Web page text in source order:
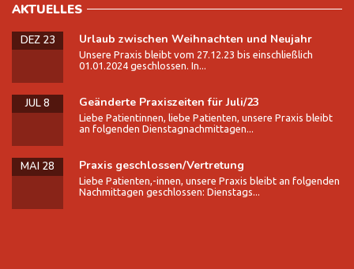
AKTUELLES
Urlaub zwischen Weihnachten und Neujahr
DEZ 23
Unsere Praxis bleibt vom 27.12.23 bis einschließlich
01.01.2024 geschlossen. In...
Geänderte Praxiszeiten für Juli/23
JUL 8
Liebe Patientinnen, liebe Patienten, unsere Praxis bleibt
an folgenden Dienstagnachmittagen...
Praxis geschlossen/Vertretung
MAI 28
Liebe Patienten,-innen, unsere Praxis bleibt an folgenden
Nachmittagen geschlossen: Dienstags...